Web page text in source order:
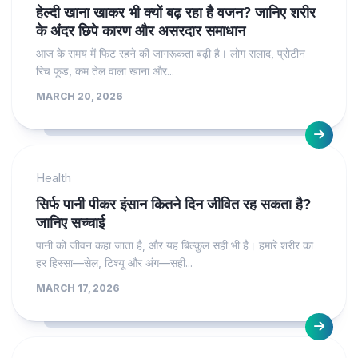
हेल्दी खाना खाकर भी क्यों बढ़ रहा है वजन? जानिए शरीर
के अंदर छिपे कारण और असरदार समाधान
आज के समय में फिट रहने की जागरूकता बढ़ी है। लोग सलाद, प्रोटीन
रिच फूड, कम तेल वाला खाना और...
MARCH 20, 2026
Health
सिर्फ पानी पीकर इंसान कितने दिन जीवित रह सकता है?
जानिए सच्चाई
पानी को जीवन कहा जाता है, और यह बिल्कुल सही भी है। हमारे शरीर का
हर हिस्सा—सेल, टिश्यू और अंग—सही...
MARCH 17, 2026